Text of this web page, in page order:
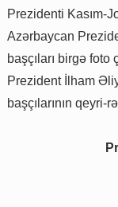
Prezidenti Kasım-
Azərbaycan
başçıları birgə foto
Prezident İlham
başçılarının qeyri-